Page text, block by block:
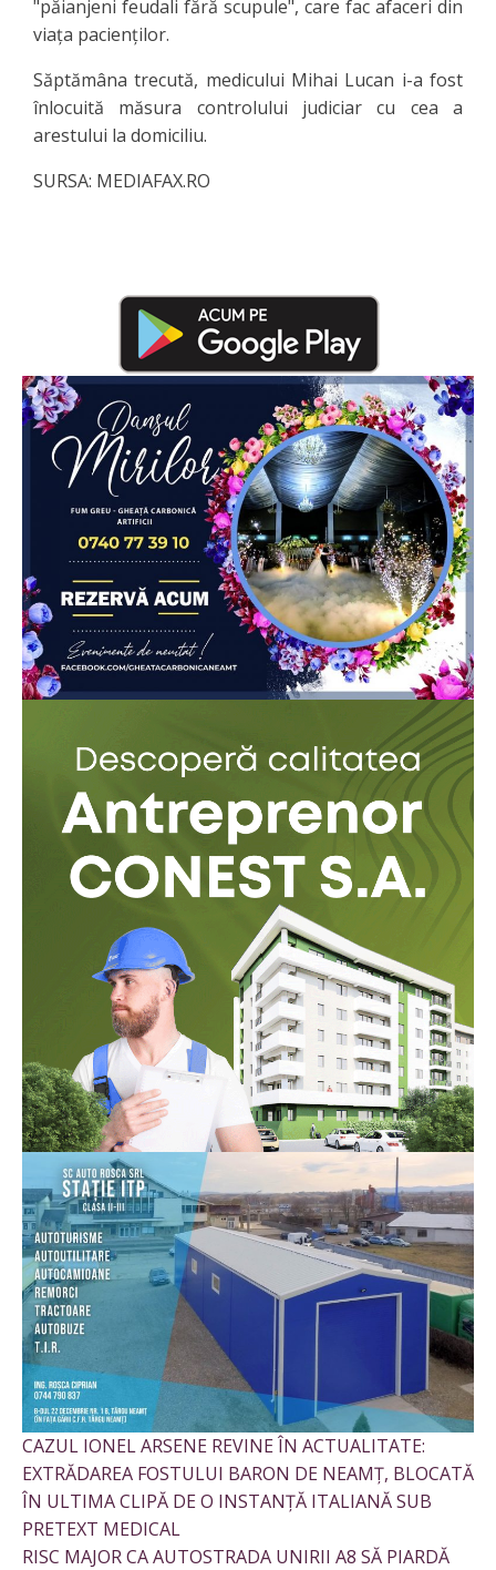
"păianjeni feudali fără scupule", care fac afaceri din
viaţa pacienţilor.
Săptămâna trecută, medicului Mihai Lucan i-a fost
înlocuită măsura controlului judiciar cu cea a
arestului la domiciliu.
SURSA: MEDIAFAX.RO
CAZUL IONEL ARSENE REVINE ÎN ACTUALITATE:
EXTRĂDAREA FOSTULUI BARON DE NEAMȚ, BLOCATĂ
ÎN ULTIMA CLIPĂ DE O INSTANȚĂ ITALIANĂ SUB
PRETEXT MEDICAL
RISC MAJOR CA AUTOSTRADA UNIRII A8 SĂ PIARDĂ